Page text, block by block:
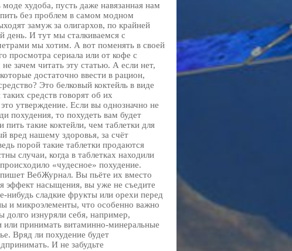
худоба, пусть даже навязанная нам
без проблем в самом модном
замуж за олигархов, по крайней
день. И тут мы сталкиваемся с
мы хотим. А вот поменять в своей
просмотра сериала или от кофе с
зачем читать эту статью. А если нет,
достаточно ввести в рацион,
Это белковый коктейль в виде
средств говорят об их
утверждение. Если вы однозначно не
похудения, то похудеть вам будет
такие коктейли, чем таблетки для
вред нашему здоровья, за счёт
порой такие таблетки продаются
случаи, когда в таблетках находили
«чудесное» похудение.
пишет ВебЖурнал. Вы пьёте их вместо
эффект насыщения, вы уже не съедите
сладкие фрукты или орехи перед
и микроэлементы, что особенно важно
долго изнуряли себя, например,
принимать витаминно-минеральные
Вряд ли похудение будет
И не забудьте